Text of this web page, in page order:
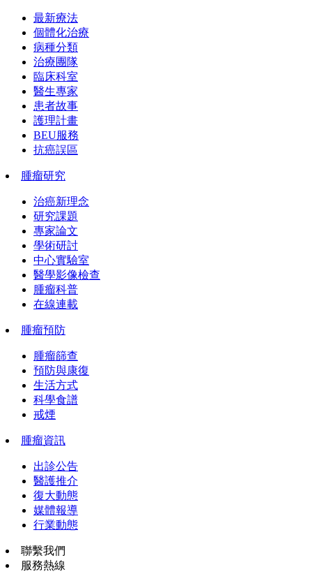
最新療法
個體化治療
病種分類
治療團隊
臨床科室
醫生專家
患者故事
護理計畫
BEU服務
抗癌誤區
腫瘤研究
治癌新理念
研究課題
專家論文
學術研討
中心實驗室
醫學影像檢查
腫瘤科普
在線連載
腫瘤預防
腫瘤篩查
預防與康復
生活方式
科學食譜
戒煙
腫瘤資訊
出診公告
醫護推介
復大動態
媒體報導
行業動態
聯繫我們
服務熱線